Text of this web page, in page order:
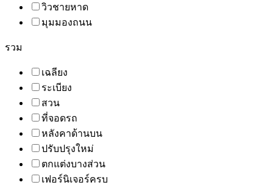
วิวชายหาด
มุมมองถนน
รวม
เฉลียง
ระเบียง
สวน
ที่จอดรถ
หลังคาด้านบน
ปรับปรุงใหม่
ตกแต่งบางส่วน
เฟอร์นิเจอร์ครบ